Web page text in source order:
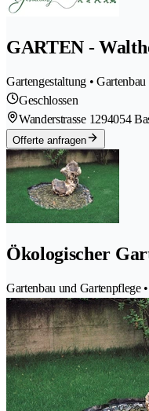
GARTEN -
Gartengestaltung •
Geschlossen
Wanderstrasse 1294054
Offerte anfragen
Ökologischer
Gartenbau und Gartenpflege